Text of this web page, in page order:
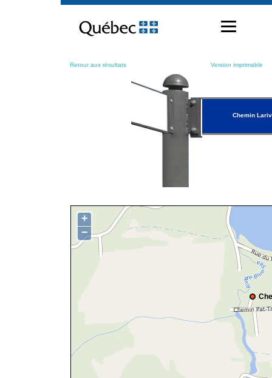
contenu
Retour aux résultats Version imprimable
Chemin
+
−